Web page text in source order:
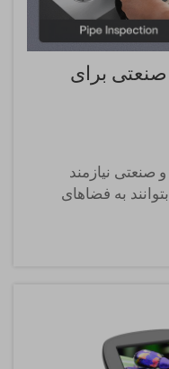
برای
صنعتی نیازمند
به فضاهای
شناسایی کرده و
اندوسکوپ
بازرسی غیرمخرب